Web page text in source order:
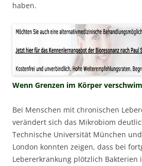
haben.
Wenn Grenzen im Körper
Bei Menschen mit chronischen
verändert sich das Mikrobiom
Technische Universität München und
London konnten zeigen, dass bei
Lebererkrankung plötzlich Bakterien